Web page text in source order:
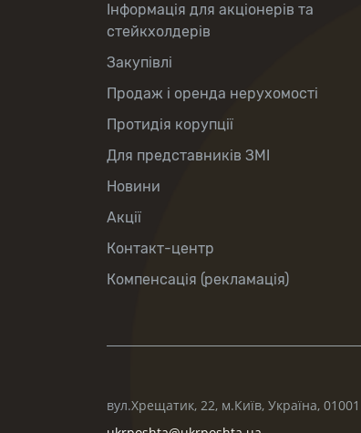
Інформація для акціонерів та
стейкхолдерів
Закупівлі
Продаж і оренда нерухомості
Протидія корупції
Для представників ЗМІ
Новини
Акції
Контакт-центр
Компенсація (рекламація)
вул.Хрещатик, 22, м.Київ, Україна, 01001